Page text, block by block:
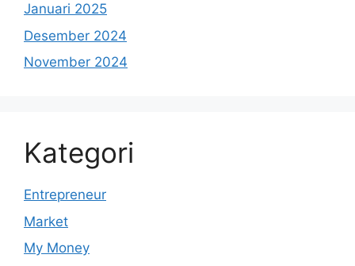
Januari 2025
Desember 2024
November 2024
Kategori
Entrepreneur
Market
My Money